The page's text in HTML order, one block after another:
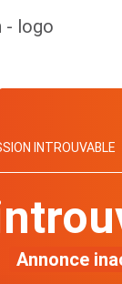
INTROUVABLE
Annonce